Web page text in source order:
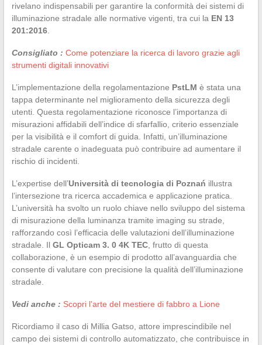
rivelano indispensabili per garantire la conformità dei sistemi di
illuminazione stradale alle normative vigenti, tra cui la EN 13
201:2016.
Consigliato : Come potenziare la ricerca di lavoro grazie agli
strumenti digitali innovativi
L’implementazione della regolamentazione PstLM è stata una
tappa determinante nel miglioramento della sicurezza degli
utenti. Questa regolamentazione riconosce l’importanza di
misurazioni affidabili dell’indice di sfarfallio, criterio essenziale
per la visibilità e il comfort di guida. Infatti, un’illuminazione
stradale carente o inadeguata può contribuire ad aumentare il
rischio di incidenti.
L’expertise dell’Università di tecnologia di Poznań illustra
l’intersezione tra ricerca accademica e applicazione pratica.
L’università ha svolto un ruolo chiave nello sviluppo del sistema
di misurazione della luminanza tramite imaging su strade,
rafforzando così l’efficacia delle valutazioni dell’illuminazione
stradale. Il GL Opticam 3. 0 4K TEC, frutto di questa
collaborazione, è un esempio di prodotto all’avanguardia che
consente di valutare con precisione la qualità dell’illuminazione
stradale.
Vedi anche : Scopri l'arte del mestiere di fabbro a Lione
Ricordiamo il caso di Millia Gatso, attore imprescindibile nel
campo dei sistemi di controllo automatizzato, che contribuisce in